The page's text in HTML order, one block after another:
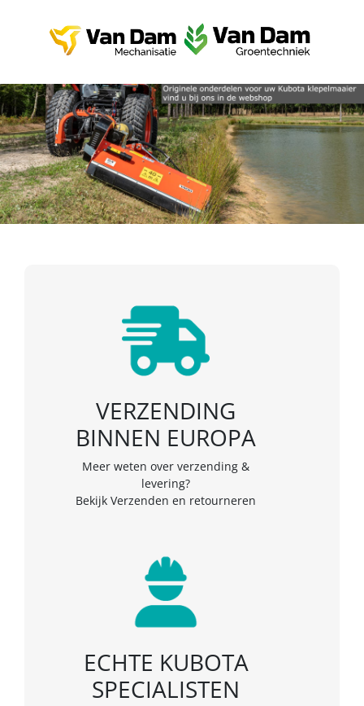
VERZENDING
BINNEN EUROPA
Meer weten over verzending &
levering?
Bekijk Verzenden en retourneren
ECHTE KUBOTA
SPECIALISTEN